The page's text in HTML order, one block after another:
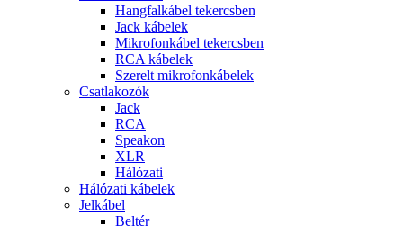
Hangfalkábel tekercsben
Jack kábelek
Mikrofonkábel tekercsben
RCA kábelek
Szerelt mikrofonkábelek
Csatlakozók
Jack
RCA
Speakon
XLR
Hálózati
Hálózati kábelek
Jelkábel
Beltér